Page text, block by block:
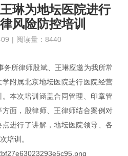
琳为地坛医院进行
风险防控培训
| 阅读量：8440
务所律师殷斌、王琳应邀为我所常
附属北京地坛医院进行医院经营
本次培训涵盖合同管理、印章管
面，殷律师、王律师结合案例对
进行了讲解，地坛医院领导、各
培训。